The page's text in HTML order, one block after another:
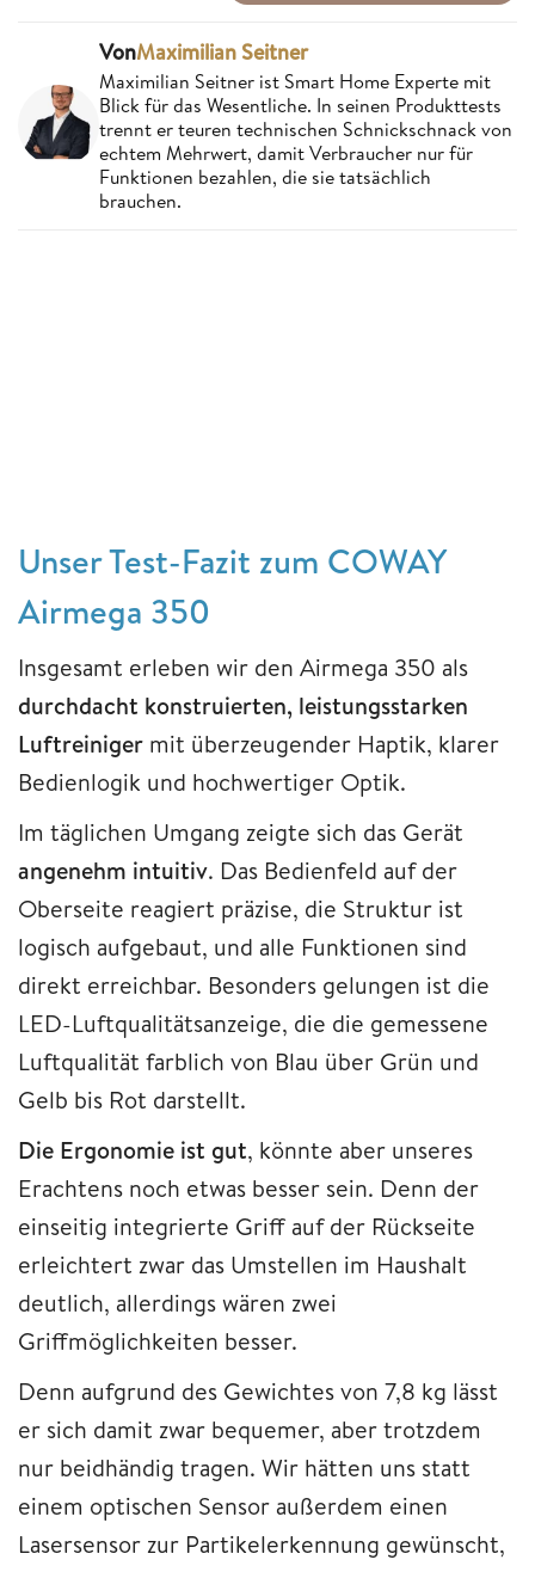
VonMaximilian Seitner
Maximilian Seitner ist Smart Home Experte mit
Blick für das Wesentliche. In seinen Produkttests
trennt er teuren technischen Schnickschnack von
echtem Mehrwert, damit Verbraucher nur für
Funktionen bezahlen, die sie tatsächlich
brauchen.
Unser Test-Fazit zum COWAY
Airmega 350
Insgesamt erleben wir den Airmega 350 als
durchdacht konstruierten, leistungsstarken
Luftreiniger mit überzeugender Haptik, klarer
Bedienlogik und hochwertiger Optik.
Im täglichen Umgang zeigte sich das Gerät
angenehm intuitiv. Das Bedienfeld auf der
Oberseite reagiert präzise, die Struktur ist
logisch aufgebaut, und alle Funktionen sind
direkt erreichbar. Besonders gelungen ist die
LED-Luftqualitätsanzeige, die die gemessene
Luftqualität farblich von Blau über Grün und
Gelb bis Rot darstellt.
Die Ergonomie ist gut, könnte aber unseres
Erachtens noch etwas besser sein. Denn der
einseitig integrierte Griff auf der Rückseite
erleichtert zwar das Umstellen im Haushalt
deutlich, allerdings wären zwei
Griffmöglichkeiten besser.
Denn aufgrund des Gewichtes von 7,8 kg lässt
er sich damit zwar bequemer, aber trotzdem
nur beidhändig tragen. Wir hätten uns statt
einem optischen Sensor außerdem einen
Lasersensor zur Partikelerkennung gewünscht,